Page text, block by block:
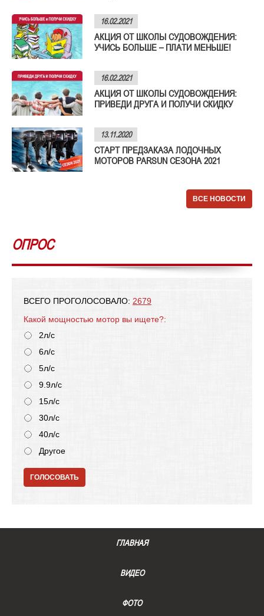
16.02.2021
АКЦИЯ ОТ ШКОЛЫ СУДОВОЖДЕНИЯ:
УЧИСЬ БОЛЬШЕ – ПЛАТИ МЕНЬШЕ!
16.02.2021
АКЦИЯ ОТ ШКОЛЫ СУДОВОЖДЕНИЯ:
ПРИВЕДИ ДРУГА И ПОЛУЧИ СКИДКУ
13.11.2020
СТАРТ ПРЕДЗАКАЗА ЛОДОЧНЫХ
МОТОРОВ PARSUN СЕЗОНА 2021
ВСЕ НОВОСТИ
ОПРОС
ВСЕГО ПРОГОЛОСОВАЛО: 2679
Какой мощностью мотор вы ищете?:
2л/с
6л/с
5л/с
9.9л/с
15л/с
30л/с
40л/с
Другое
ГОЛОСОВАТЬ
ГЛАВНАЯ
ВИДЕО
ФОТО